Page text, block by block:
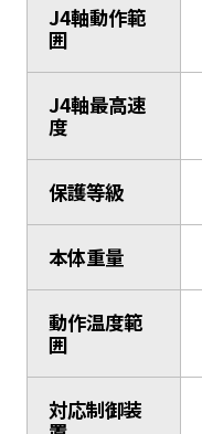
J4軸動作範
囲
J4軸最高速
度
保護等級
本体重量
動作温度範
囲
対応制御装